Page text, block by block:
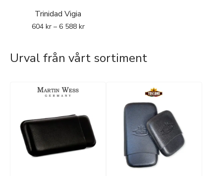
Trinidad Vigia
604 kr – 6 588 kr
Urval från vårt sortiment